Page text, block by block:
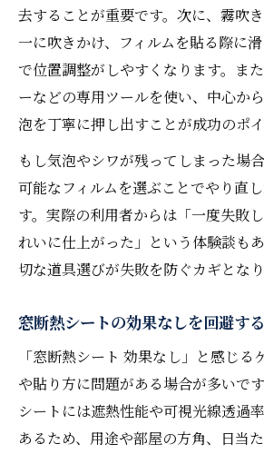
去することが重要です。次に、霧吹
一に吹きかけ、フィルムを貼る際に
で位置調整がしやすくなります。ま
ーなどの専用ツールを使い、中心か
泡を丁寧に押し出すことが成功のポイ
もし気泡やシワが残ってしまった場
可能なフィルムを選ぶことでやり直
す。実際の利用者からは「一度失敗
れいに仕上がった」という体験談も
切な道具選びが失敗を防ぐカギとなり
窓断熱シートの効果なしを回避す
「窓断熱シート 効果なし」と感じる
や貼り方に問題がある場合が多いで
シートには遮熱性能や可視光線透過
あるため、用途や部屋の方角、日当